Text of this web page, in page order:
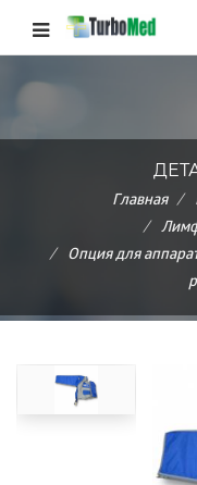
Главная
Опция для